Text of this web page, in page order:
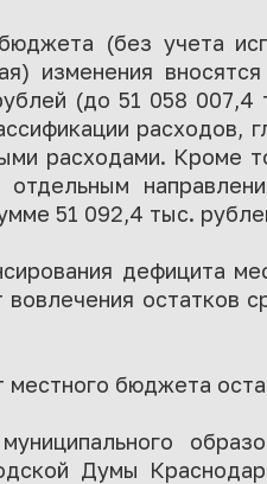
(без учета
изменения
(до 51 058 007,4
расходов,
расходами. Кроме
51 092,4 тыс.
дефицита
остатков
бюджета
Думы